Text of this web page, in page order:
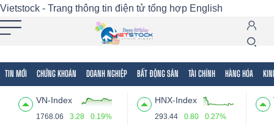
Vietstock - Trang thông tin điện tử tổng hợp English
TIN MỚI CHỨNG KHOÁN DOANH NGHIỆP BẤT ĐỘNG SẢN TÀI CHÍNH HÀNG HÓA
VN-Index
1768.06 3.28 0.19%
HNX-Index
293.44 0.80 0.27%
Tất cả Tính năng Ngành Mã chứng khoán
Tính